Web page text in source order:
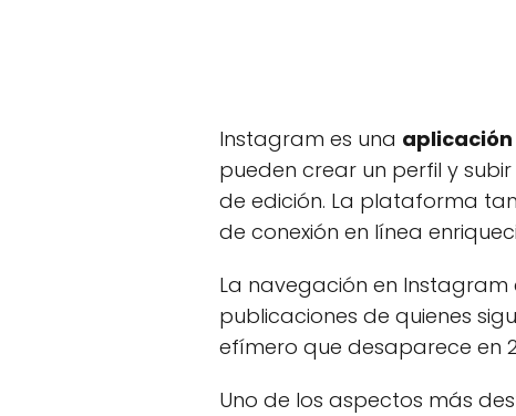
Instagram es una aplicación
pueden crear un perfil y
de edición. La plataforma
de conexión en línea
La navegación en Instagram
publicaciones de quienes
efímero que desaparece en
Uno de los aspectos más